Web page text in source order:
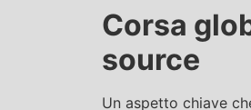
Corsa
source
Un aspetto chiave